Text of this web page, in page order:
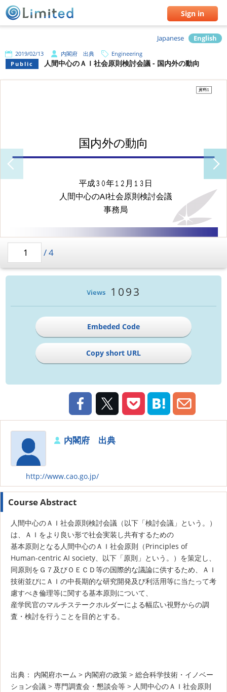
Sign in
Japanese English
2019/02/13 内閣府 出典
Engineering
Public
人間中心のＡＩ社会原則検討会議 - 国内外の動向
/4
Views 1093
Embeded Code
Copy short URL
内閣府 出典
http://www.cao.go.jp/
Course Abstract
人間中心のＡＩ社会原則検討会議（以下「検討会議」という。）
は、ＡＩをより良い形で社会実装し共有するための
基本原則となる人間中心のＡＩ社会原則（Principles of
Human-centric AI society、以下「原則」という。）を策定し、
同原則をＧ７及びＯＥＣＤ等の国際的な議論に供するため、ＡＩ
技術並びにＡＩの中長期的な研究開発及び利活用等に当たって考
慮すべき倫理等に関する基本原則について、
産学民官のマルチステークホルダーによる幅広い視野からの調
査・検討を行うことを目的とする。
出典： 内閣府ホーム > 内閣府の政策 > 総合科学技術・イノベー
ション会議 > 専門調査会・懇談会等 > 人間中心のＡＩ社会原則